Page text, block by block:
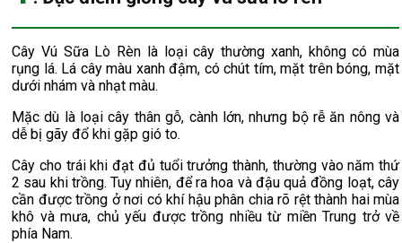
Cây Vú Sữa Lò Rèn là loại cây thường xanh, không có mùa
rụng lá. Lá cây màu xanh đậm, có chút tím, mặt trên bóng, mặt
dưới nhám và nhạt màu.
Mặc dù là loại cây thân gỗ, cành lớn, nhưng bộ rễ ăn nông và
dễ bị gãy đổ khi gặp gió to.
Cây cho trái khi đạt đủ tuổi trưởng thành, thường vào năm thứ
2 sau khi trồng. Tuy nhiên, để ra hoa và đậu quả đồng loạt, cây
cần được trồng ở nơi có khí hậu phân chia rõ rệt thành hai mùa
khô và mưa, chủ yếu được trồng nhiều từ miền Trung trở về
phía Nam.